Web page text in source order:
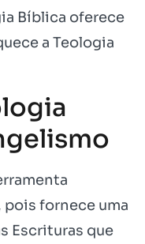
Bíblica oferece
a Teologia
fornece uma
Escrituras que